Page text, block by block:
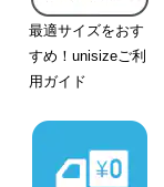
最適サイズをおす
すめ！unisizeご利
用ガイド